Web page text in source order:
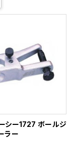
シー1727 ボールジ
ラー